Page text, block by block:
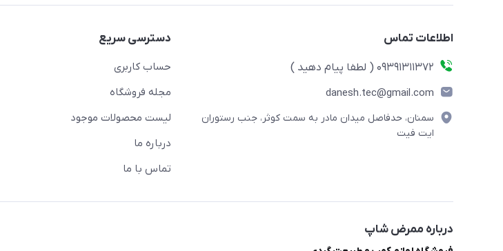
اطلاعات تماس
09391311372 ( لطفا پیام دهید )
danesh.tec@gmail.com
سمنان، حدفاصل میدان مادر به سمت کوثر، جنب رستوران
ایت فیت
دسترسی سریع
حساب کاربری
مجله فروشگاه
لیست محصولات موجود
درباره ما
تماس با ما
درباره ممرض شاپ